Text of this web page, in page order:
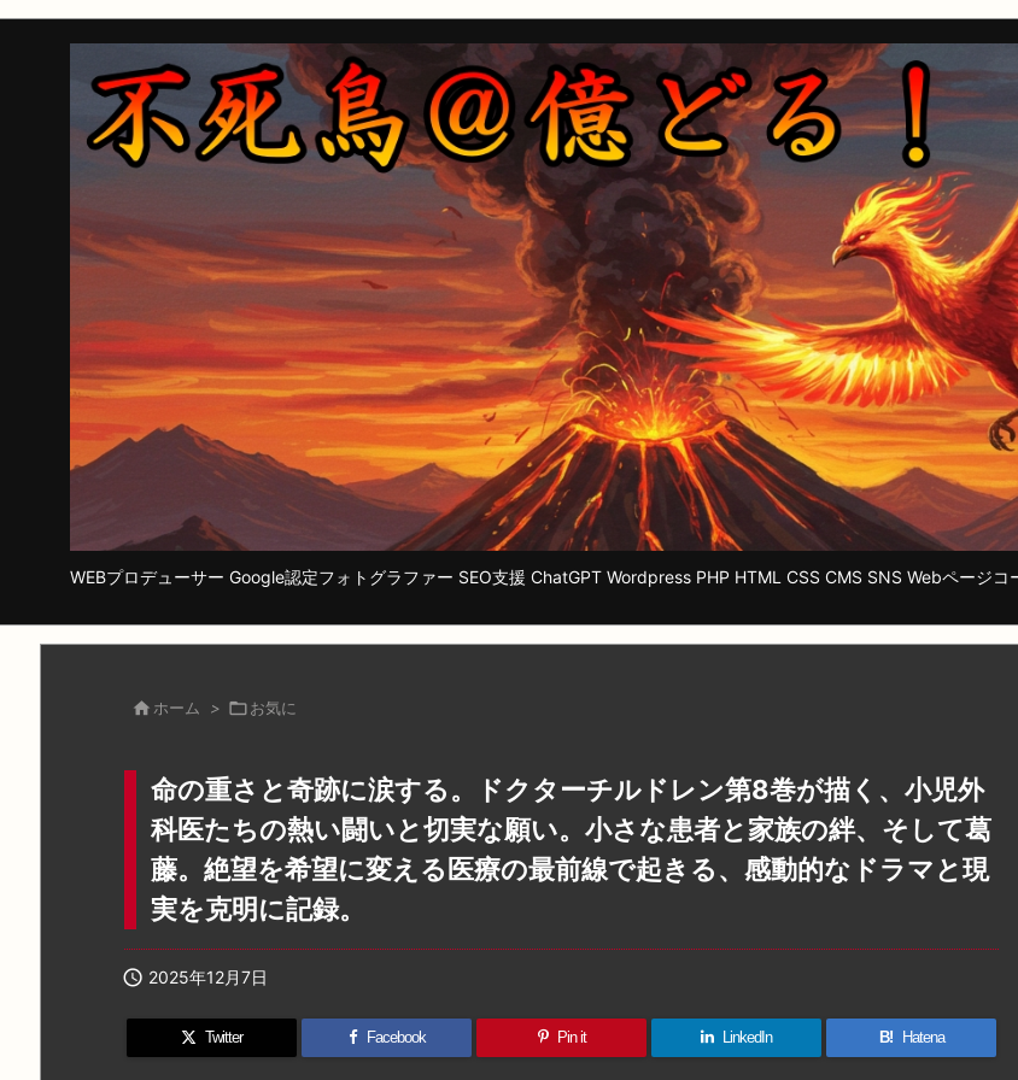
WEBプロデューサー Google認定フォトグラファー SEO支援 ChatGPT Wordpress PHP HTML CSS CMS SNS Webページ
 ホーム > お気に
命の重さと奇跡に涙する。ドクターチルドレン第8巻が描く、小児外
科医たちの熱い闘いと切実な願い。小さな患者と家族の絆、そして葛
藤。絶望を希望に変える医療の最前線で起きる、感動的なドラマと現
実を克明に記録。
 2025年12月7日
Twitter Facebook Pin it LinkedIn B! Hatena